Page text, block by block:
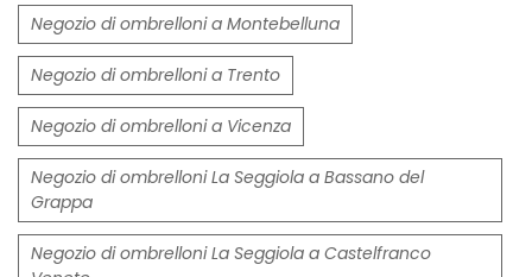
Negozio di ombrelloni a Montebelluna
Negozio di ombrelloni a Trento
Negozio di ombrelloni a Vicenza
Negozio di ombrelloni La Seggiola a Bassano del
Grappa
Negozio di ombrelloni La Seggiola a Castelfranco